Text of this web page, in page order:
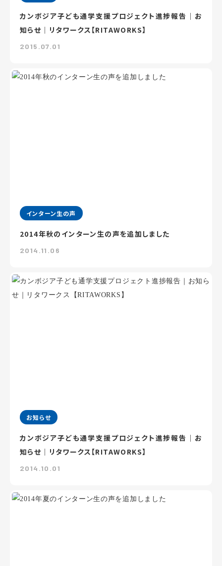
カンボジア子ども通学支援プロジェクト進捗報告｜お
知らせ｜リタワークス【RITAWORKS】
2015.07.01
インターン生の声
2014年秋のインターン生の声を追加しました
2014.11.06
お知らせ
カンボジア子ども通学支援プロジェクト進捗報告｜お
知らせ｜リタワークス【RITAWORKS】
2014.10.01